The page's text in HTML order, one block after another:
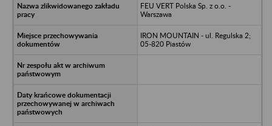
FEU VERT Polska Sp. z o.o. -
Warszawa
IRON MOUNTAIN - ul. Regulska 2;
05-820 Piastów